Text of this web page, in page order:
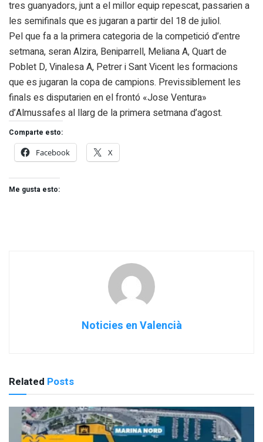
tres guanyadors, junt a el millor equip repescat, passarien a
les semifinals que es jugaran a partir del 18 de juliol.
Pel que fa a la primera categoria de la competició d’entre
setmana, seran Alzira, Beniparrell, Meliana A, Quart de
Poblet D, Vinalesa A, Petrer i Sant Vicent les formacions
que es jugaran la copa de campions. Previssiblement les
finals es disputarien en el frontó «Jose Ventura»
d’Almussafes al llarg de la primera setmana d’agost.
Comparte esto:
Facebook
X
Me gusta esto:
Noticies en Valencià
Related Posts